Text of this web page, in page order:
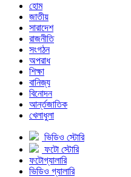
হোম
জাতীয়
সারাদেশ
রাজনীতি
সংগঠন
অপরাধ
শিক্ষা
বানিজ্য
বিনোদন
আর্ন্তজাতিক
খেলাধুলা
ভিডিও স্টোরি
ফটো স্টোরি
ফটোগ্যালারি
ভিডিও গ্যালারি